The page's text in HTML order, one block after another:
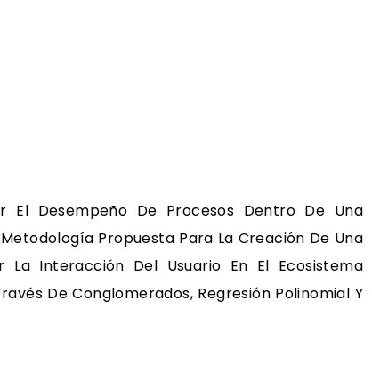
El Desempeño De Procesos Dentro De Una
Propuesta Para La Creación De Una
Interacción Del Usuario En El Ecosistema
De Conglomerados, Regresión Polinomial Y